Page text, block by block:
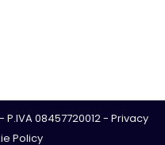
08457720012 - Privacy
Policy